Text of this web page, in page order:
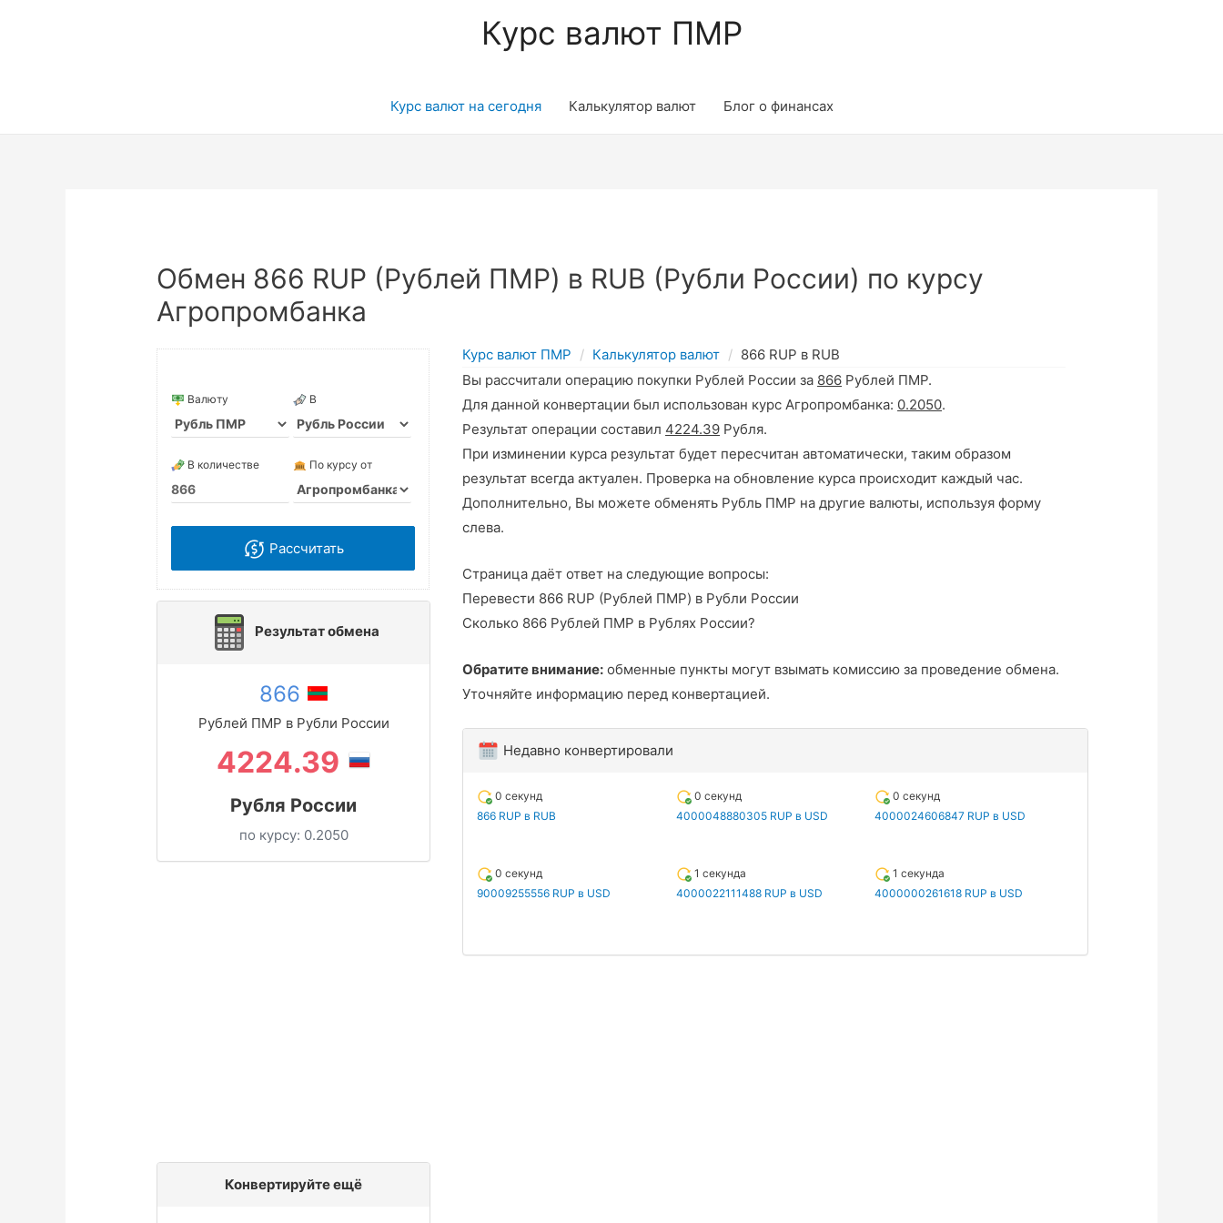
Курс валют ПМР
Курс валют на сегодня Калькулятор валют Блог о финансах
Обмен 866 RUP (Рублей ПМР) в RUB (Рубли России) по курсу
Агропромбанка
Валюту В
В количестве По курсу от
Рассчитать
Результат обмена
866
Рублей ПМР в Рубли России
4224.39
Рубля России
по курсу: 0.2050
Конвертируйте ещё
Курс валют ПМР Калькулятор валют
866 RUP в RUB
Вы рассчитали операцию покупки Рублей России за 866 Рублей ПМР.
Для данной конвертации был использован курс Агропромбанка: 0.2050.
Результат операции составил 4224.39 Рубля.
При изминении курса результат будет пересчитан автоматически, таким образом
результат всегда актуален. Проверка на обновление курса происходит каждый час.
Дополнительно, Вы можете обменять Рубль ПМР на другие валюты, используя форму
слева.
Страница даёт ответ на следующие вопросы:
Перевести 866 RUP (Рублей ПМР) в Рубли России
Сколько 866 Рублей ПМР в Рублях России?
Обратите внимание: обменные пункты могут взымать комиссию за проведение обмена.
Уточняйте информацию перед конвертацией.
Недавно конвертировали
0 секунд
866 RUP в RUB
0 секунд
4000048880305 RUP в USD
0 секунд
4000024606847 RUP в USD
0 секунд
90009255556 RUP в USD
1 секунда
4000022111488 RUP в USD
1 секунда
4000000261618 RUP в USD